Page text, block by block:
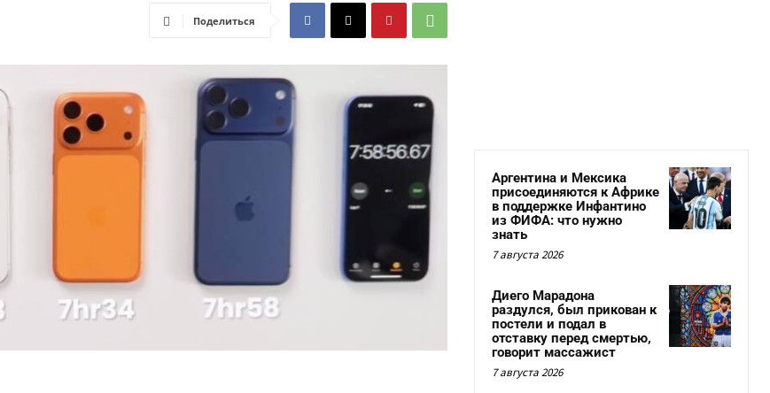
Поделиться
Аргентина и Мексика
присоединяются к Африке
в поддержке Инфантино
из ФИФА: что нужно
знать
7 августа 2026
Диего Марадона
раздулся, был прикован к
постели и подал в
отставку перед смертью,
говорит массажист
7 августа 2026